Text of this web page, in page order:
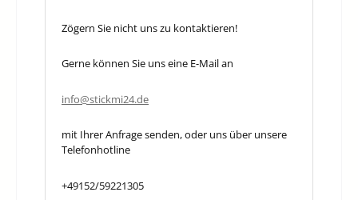
Zögern Sie nicht uns zu kontaktieren!
Gerne können Sie uns eine E-Mail an
info@stickmi24.de
mit Ihrer Anfrage senden, oder uns über unsere
Telefonhotline
+49152/59221305